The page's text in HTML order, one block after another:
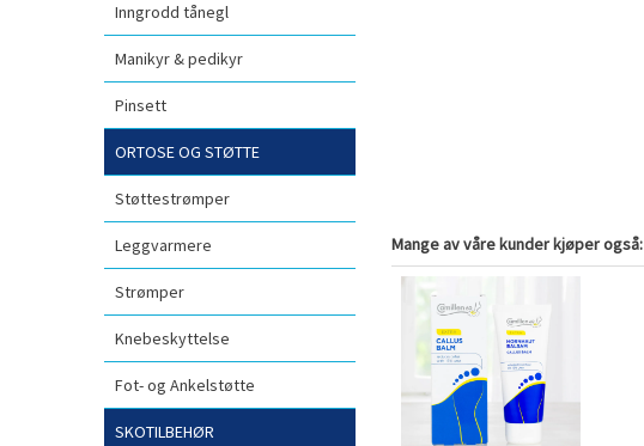
Inngrodd tånegl
Manikyr & pedikyr
Pinsett
ORTOSE OG STØTTE
Støttestrømper
Leggvarmere
Strømper
Knebeskyttelse
Fot- og Ankelstøtte
SKOTILBEHØR
Mange av våre kunder kjøper også: